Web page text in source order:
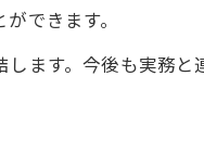
できます。
ます。今後も実務